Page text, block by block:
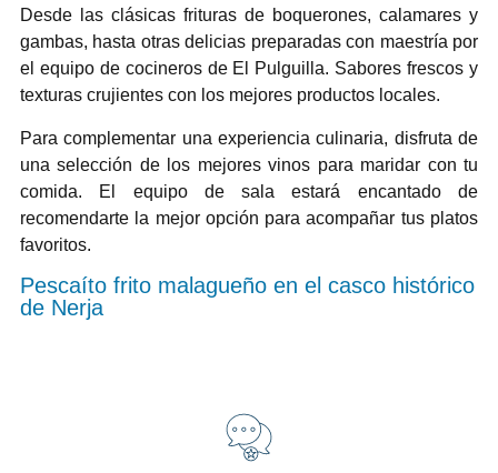
Desde las clásicas frituras de boquerones, calamares y
gambas, hasta otras delicias preparadas con maestría por
el equipo de cocineros de El Pulguilla. Sabores frescos y
texturas crujientes con los mejores productos locales.
Para complementar una experiencia culinaria, disfruta de
una selección de los mejores vinos para maridar con tu
comida. El equipo de sala estará encantado de
recomendarte la mejor opción para acompañar tus platos
favoritos.
Pescaíto frito malagueño en el casco histórico
de Nerja